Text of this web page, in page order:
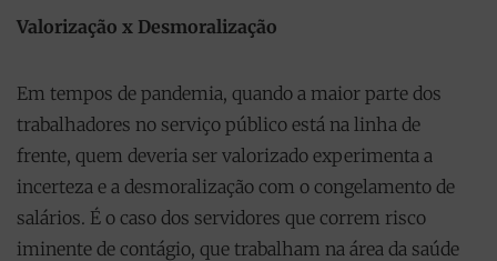
Valorização x Desmoralização
Em tempos de pandemia, quando a maior parte dos
trabalhadores no serviço público está na linha de
frente, quem deveria ser valorizado experimenta a
incerteza e a desmoralização com o congelamento de
salários. É o caso dos servidores que correm risco
iminente de contágio, que trabalham na área da saúde